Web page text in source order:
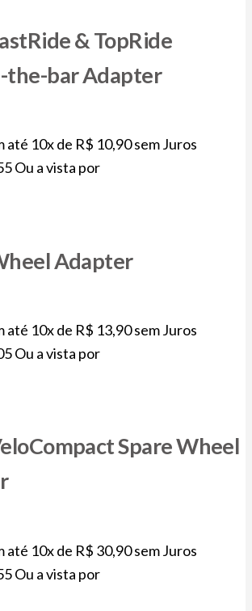
& TopRide
the-bar Adapter
até 10x de R$ 10,90sem Juros
Ou a vista por
Adapter
até 10x de R$ 13,90sem Juros
Ou a vista por
Spare Wheel
até 10x de R$ 30,90sem Juros
Ou a vista por